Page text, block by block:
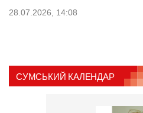
28.07.2026, 14:08
СУМСЬКИЙ КАЛЕНДАР